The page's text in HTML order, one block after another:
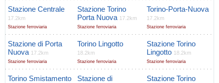
Stazione Centrale
17.2km
Stazione ferroviaria
Stazione Torino
Porta Nuova 17.2km
Stazione ferroviaria
Torino-Porta-Nuova
17.2km
Stazione ferroviaria
Stazione di Porta
Nuova 17.2km
Stazione ferroviaria
Torino Lingotto
18.2km
Stazione ferroviaria
Stazione Torino
Lingotto 18.2km
Stazione ferroviaria
Torino Smistamento
Stazione di
Stazione Torino